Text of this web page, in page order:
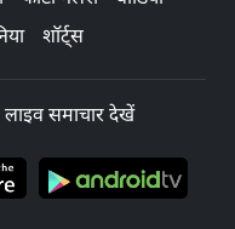
शॉर्ट्स
समाचार देखें